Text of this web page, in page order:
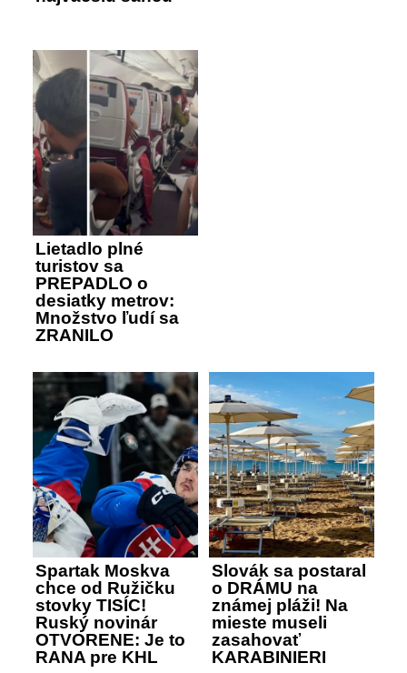
Lietadlo plné
turistov sa
PREPADLO o
desiatky metrov:
Množstvo ľudí sa
ZRANILO
Spartak Moskva
chce od Ružičku
stovky TISÍC!
Ruský novinár
OTVORENE: Je to
RANA pre KHL
Slovák sa postaral
o DRÁMU na
známej pláži! Na
mieste museli
zasahovať
KARABINIERI